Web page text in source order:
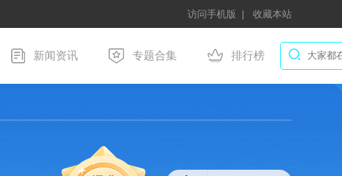
访问手机版 收藏本站
新闻资讯 专题合集 排行榜